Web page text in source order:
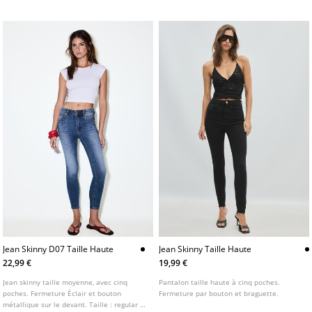
Jean Skinny D07 Taille Haute
22,99 €
Jean skinny taille moyenne, avec cinq
poches. Fermeture Éclair et bouton
métallique sur le devant. Taille : regular fit
Jean Skinny Taille Haute
19,99 €
Pantalon taille haute à cinq poches.
Fermeture par bouton et braguette.